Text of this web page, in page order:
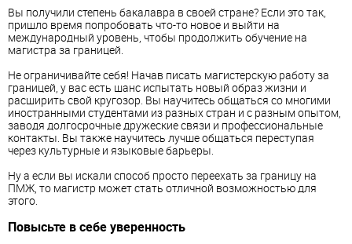
Вы получили степень бакалавра в своей стране? Если это так,
пришло время попробовать что-то новое и выйти на
международный уровень, чтобы продолжить обучение на
магистра за границей.
Не ограничивайте себя! Начав писать магистерскую работу за
границей, у вас есть шанс испытать новый образ жизни и
расширить свой кругозор. Вы научитесь общаться со многими
иностранными студентами из разных стран и с разным опытом,
заводя долгосрочные дружеские связи и профессиональные
контакты. Вы также научитесь лучше общаться переступая
через культурные и языковые барьеры.
Ну а если вы искали способ просто переехать за границу на
ПМЖ, то магистр может стать отличной возможностью для
этого.
Повысьте в себе уверенность